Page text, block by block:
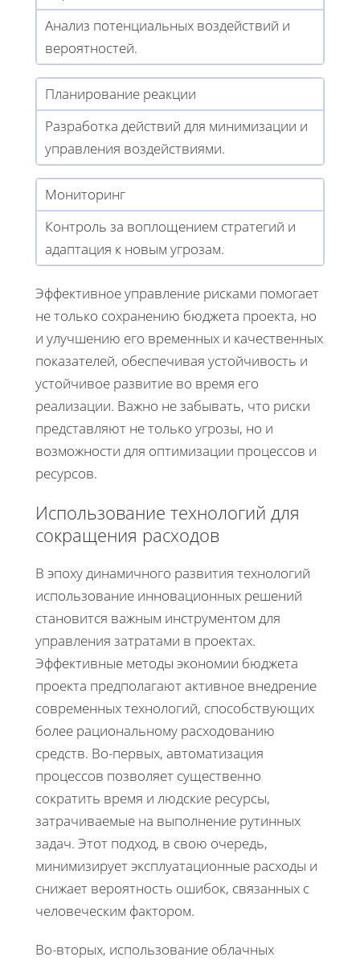
Анализ потенциальных воздействий и
вероятностей.
Планирование реакции
Разработка действий для минимизации и
управления воздействиями.
Мониторинг
Контроль за воплощением стратегий и
адаптация к новым угрозам.
Эффективное управление рисками помогает
не только сохранению бюджета проекта, но
и улучшению его временных и качественных
показателей, обеспечивая устойчивость и
устойчивое развитие во время его
реализации. Важно не забывать, что риски
представляют не только угрозы, но и
возможности для оптимизации процессов и
ресурсов.
Использование технологий для
сокращения расходов
В эпоху динамичного развития технологий
использование инновационных решений
становится важным инструментом для
управления затратами в проектах.
Эффективные методы экономии бюджета
проекта предполагают активное внедрение
современных технологий, способствующих
более рациональному расходованию
средств. Во-первых, автоматизация
процессов позволяет существенно
сократить время и людские ресурсы,
затрачиваемые на выполнение рутинных
задач. Этот подход, в свою очередь,
минимизирует эксплуатационные расходы и
снижает вероятность ошибок, связанных с
человеческим фактором.
Во-вторых, использование облачных